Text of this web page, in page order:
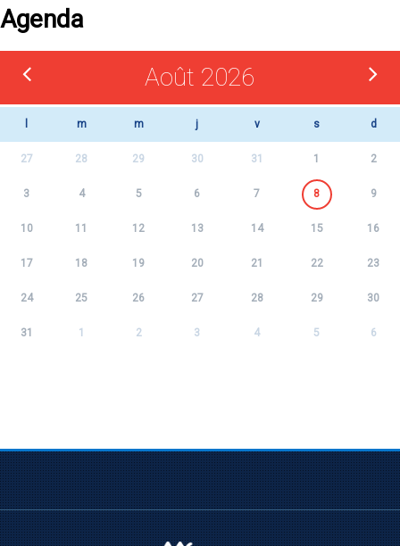
Agenda
Août 2026
m m j v s d
27 28 29 30 31 1 2
3 4 5 6 7 8 9
10 11 12 13 14 15 16
17 18 19 20 21 22 23
24 25 26 27 28 29 30
31 1 2 3 4 5 6